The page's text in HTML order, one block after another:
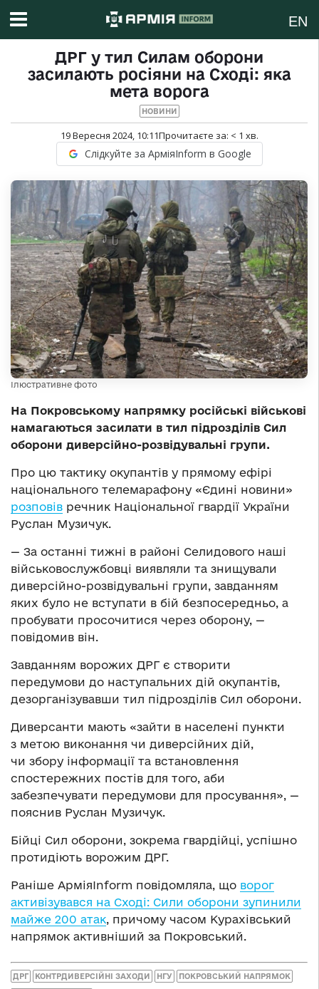
EN
ДРГ у тил Силам оборони
засилають росіяни на Сході: яка
мета ворога
НОВИНИ
19 Вересня 2024, 10:11Прочитаєте за: < 1 хв.
Слідкуйте за АрміяInform в Google
Ілюстративне фото
На Покровському напрямку російські військові
намагаються засилати в тил підрозділів Сил
оборони диверсійно-розвідувальні групи.
Про цю тактику окупантів у прямому ефірі
національного телемарафону «Єдині новини»
розповів речник Національної гвардії України
Руслан Музичук.
— За останні тижні в районі Селидового наші
військовослужбовці виявляли та знищували
диверсійно-розвідувальні групи, завданням
яких було не вступати в бій безпосередньо, а
пробувати просочитися через оборону, —
повідомив він.
Завданням ворожих ДРГ є створити
передумови до наступальних дій окупантів,
дезорганізувавши тил підрозділів Сил оборони.
Диверсанти мають «зайти в населені пункти
з метою виконання чи диверсійних дій,
чи збору інформації та встановлення
спостережних постів для того, аби
забезпечувати передумови для просування», —
пояснив Руслан Музичук.
Бійці Сил оборони, зокрема гвардійці, успішно
протидіють ворожим ДРГ.
Раніше АрміяInform повідомляла, що ворог
активізувався на Сході: Сили оборони зупинили
майже 200 атак, причому часом Курахівський
напрямок активніший за Покровський.
ДРГ КОНТРДИВЕРСІЙНІ ЗАХОДИ НГУ ПОКРОВСЬКИЙ НАПРЯМОК